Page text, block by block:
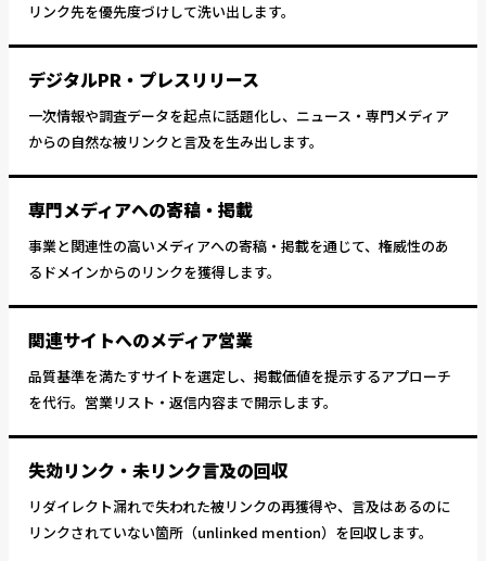
リンク先を優先度づけして洗い出します。
デジタルPR・プレスリリース
一次情報や調査データを起点に話題化し、ニュース・専門メディア
からの自然な被リンクと言及を生み出します。
専門メディアへの寄稿・掲載
事業と関連性の高いメディアへの寄稿・掲載を通じて、権威性のあ
るドメインからのリンクを獲得します。
関連サイトへのメディア営業
品質基準を満たすサイトを選定し、掲載価値を提示するアプローチ
を代行。営業リスト・返信内容まで開示します。
失効リンク・未リンク言及の回収
リダイレクト漏れで失われた被リンクの再獲得や、言及はあるのに
リンクされていない箇所（unlinked mention）を回収します。